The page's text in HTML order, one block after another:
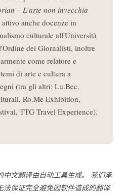
– L’arte non invecchia
anche docenze in
culturale all'Università
dei Giornalisti, inoltre
come relatore e
di arte e cultura a
(tra gli altri: Lu.Bec.
Ro.Me Exhibition,
TTG Travel Experience).
中文翻译由自动工具生成。 我们承
法保证完全避免因软件造成的翻译